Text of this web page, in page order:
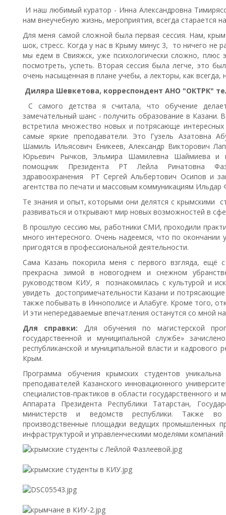
И наш любимый куратор - Инна Александровна
нам внеучебную жизнь, мероприятия, всегда старается
Для меня самой сложной была первая сессия. Нам,
шок, стресс. Когда у нас в Крыму минус 3, то ничего не
мы едем в Свияжск, уже психологически сложно, плюс
посмотреть, успеть. Вторая сессия была легче, это
очень насыщенная в плане учебы, а лекторы, как всегда,
Диляра Шевкетова, корреспондент АНО "ОКТРК"
С самого детства я считала, что обучение
замечательный шанс - получить образование в Казани.
встретила множество новых и потрясающе
самые яркие преподаватели. Это Гузель Азатовна
Шамиль Ильясович Еникеев, Александр Викторович
Юрьевич Рычков, Эльмира Шамилевна Шаймиева и
помощник Президента РТ Лейла Ринатовна
здравоохранения РТ Сергей Альбертович Осипов и
агентства по печати и массовым коммуникациям
Те знания и опыт, которыми они делятся с крымскими
развиваться и открывают мир новых возможностей в
В прошлую сессию мы, работники СМИ, проходили
много интересного. Очень надеемся, что по окончании
пригодятся в профессиональной деятельности.
Сама Казань покорила меня с первого взгляда,
прекрасна зимой в новогоднем и снежном
руководством КИУ, я познакомилась с культурой и
увидеть достопримечательности Казани и
также побывать в Иннополисе и Алабуге. Кроме того,
И эти непередаваемые впечатления останутся со мной
Для справки: Для обучения по магистерской
государственной и муниципальной службе»
республиканской и муниципальной власти и кадрового
Крым.
Программа обучения крымских студентов
преподавателей Казанского инновационного
специалистов-практиков в области государственного и
Аппарата Президента Республики Татарстан,
министерств и ведомств республики. Также
производственные площадки ведущих промышленных
инфраструктурой и управленческими моделями